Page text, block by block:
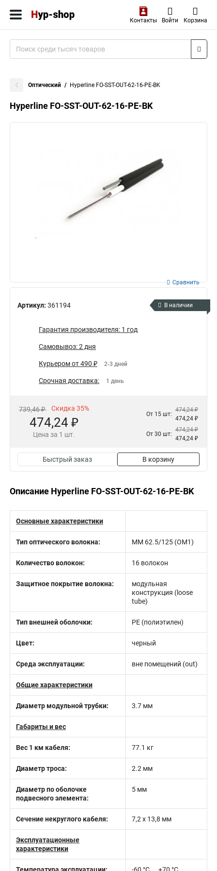
Контакты Войти Корзина
Оптический Hyperline FO-SST-OUT-62-16-PE-BK
Hyperline FO-SST-OUT-62-16-PE-BK
Артикул: 361194
Сравнить
В наличии
Гарантия производителя: 1 год
Самовывоз: 2 дня
Курьером от 490 ₽ 2-3 дней
Срочная доставка: 1 день
739,46 ₽ Скидка 35%
474,24 ₽
Цена за 1 шт.
От 15 шт:
474,24 ₽
474,24 ₽
От 30 шт:
474,24 ₽
474,24 ₽
Быстрый заказ В корзину
Описание Hyperline FO-SST-OUT-62-16-PE-BK
Основные характеристики
Тип оптического волокна: MM 62.5/125 (OM1)
Количество волокон: 16 волокон
Защитное покрытие волокна:
модульная
конструкция (loose
tube)
Тип внешней оболочки: PE (полиэтилен)
Цвет: черный
Среда эксплуатации: вне помещений (out)
Общие характеристики
Диаметр модульной трубки: 3.7 мм
Габариты и вес
Вес 1 км кабеля: 77.1 кг
Диаметр троса: 2.2 мм
Диаметр по оболочке
подвесного элемента:
5 мм
Сечение некруглого кабеля: 7,2 х 13,8 мм
Эксплуатационные
характеристики